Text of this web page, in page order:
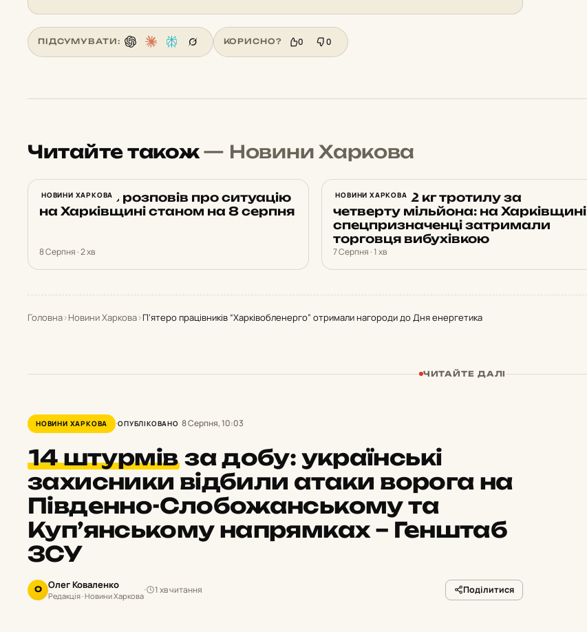
ПІДСУМУВАТИ: КОРИСНО? 0 0
Читайте також— Новини Харкова
НОВИНИ ХАРКОВА
Синєгубов розповів про ситуацію
на Харківщині станом на 8 серпня
8 Серпня · 2 хв
НОВИНИ ХАРКОВА
Продав 172 кг тротилу за
четверту мільйона: на Харківщині
спецпризначенці затримали
торговця вибухівкою
7 Серпня · 1 хв
Головна›Новини Харкова›П’ятеро працівників “Харківобленерго” отримали нагороди до Дня енергетика
ЧИТАЙТЕ ДАЛІ
НОВИНИ ХАРКОВА ОПУБЛІКОВАНО 8 Серпня, 10:03
14 штурмівза добу: українські
захисники відбили атаки ворога на
Південно-Слобожанському та
Куп’янському напрямках – Генштаб
ЗСУ
О Олег Коваленко
Редакція · Новини Харкова
1 хв читання Поділитися